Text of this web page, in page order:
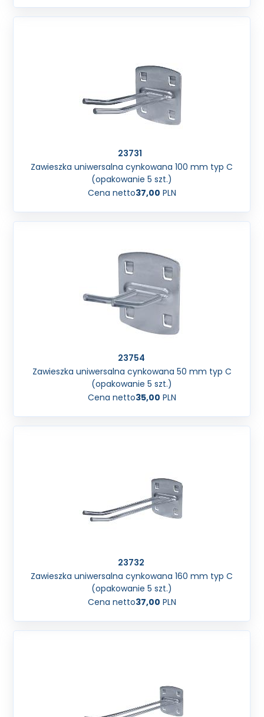
23731
Zawieszka uniwersalna cynkowana 100 mm typ C
(opakowanie 5 szt.)
Cena netto37,00 PLN
23754
Zawieszka uniwersalna cynkowana 50 mm typ C
(opakowanie 5 szt.)
Cena netto35,00 PLN
23732
Zawieszka uniwersalna cynkowana 160 mm typ C
(opakowanie 5 szt.)
Cena netto37,00 PLN